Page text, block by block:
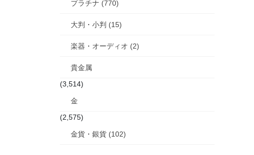
プラチナ (770)
大判・小判 (15)
楽器・オーディオ (2)
貴金属
(3,514)
金
(2,575)
金貨・銀貨 (102)